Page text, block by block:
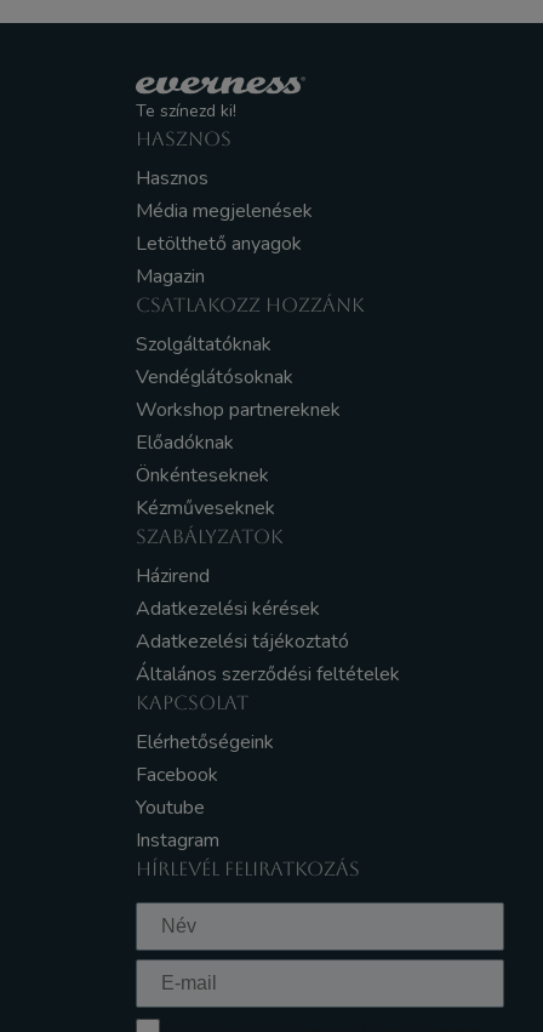
Te színezd ki!
HASZNOS
Hasznos
Média megjelenések
Letölthető anyagok
Magazin
CSATLAKOZZ HOZZÁNK
Szolgáltatóknak
Vendéglátósoknak
Workshop partnereknek
Előadóknak
Önkénteseknek
Kézműveseknek
SZABÁLYZATOK
Házirend
Adatkezelési kérések
Adatkezelési tájékoztató
Általános szerződési feltételek
KAPCSOLAT
Elérhetőségeink
Facebook
Youtube
Instagram
HÍRLEVÉL FELIRATKOZÁS